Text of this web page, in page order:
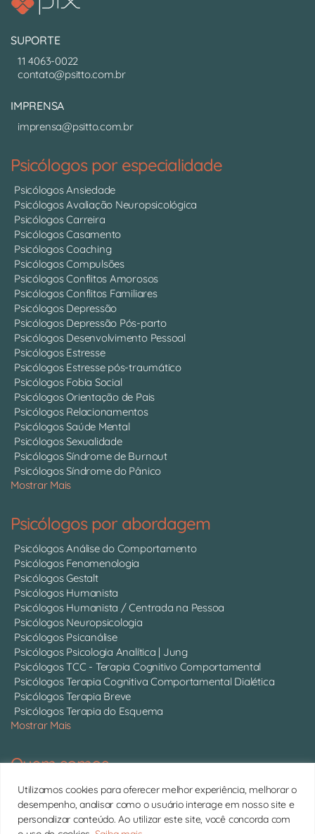
Utilizamos cookies para oferecer melhor experiência, melhorar o
desempenho, analisar como o usuário interage em nosso site e
personalizar conteúdo. Ao utilizar este site, você concorda com
SUPORTE
11 4063-0022
contato@psitto.com.br
IMPRENSA
imprensa@psitto.com.br
Psicólogos por especialidade
Psicólogos Ansiedade
Psicólogos Avaliação Neuropsicológica
Psicólogos Carreira
Psicólogos Casamento
Psicólogos Coaching
Psicólogos Compulsões
Psicólogos Conflitos Amorosos
Psicólogos Conflitos Familiares
Psicólogos Depressão
Psicólogos Depressão Pós-parto
Psicólogos Desenvolvimento Pessoal
Psicólogos Estresse
Psicólogos Estresse pós-traumático
Psicólogos Fobia Social
Psicólogos Orientação de Pais
Psicólogos Relacionamentos
Psicólogos Saúde Mental
Psicólogos Sexualidade
Psicólogos Síndrome de Burnout
Psicólogos Síndrome do Pânico
Mostrar Mais
Psicólogos por abordagem
Psicólogos Análise do Comportamento
Psicólogos Fenomenologia
Psicólogos Gestalt
Psicólogos Humanista
Psicólogos Humanista / Centrada na Pessoa
Psicólogos Neuropsicologia
Psicólogos Psicanálise
Psicólogos Psicologia Analítica | Jung
Psicólogos TCC - Terapia Cognitivo Comportamental
Psicólogos Terapia Cognitiva Comportamental Dialética
Psicólogos Terapia Breve
Psicólogos Terapia do Esquema
Mostrar Mais
Quem somos
Somos 750 psicólogos com CRP ativo, atendendo online em
todo o Brasil.Conheça cada um deles
11 4063-0022 | contato@psitto.com.br |